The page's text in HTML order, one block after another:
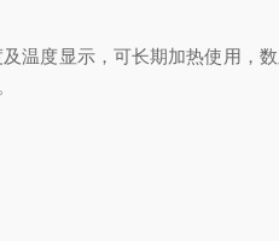
度显示，可长期加热使用，